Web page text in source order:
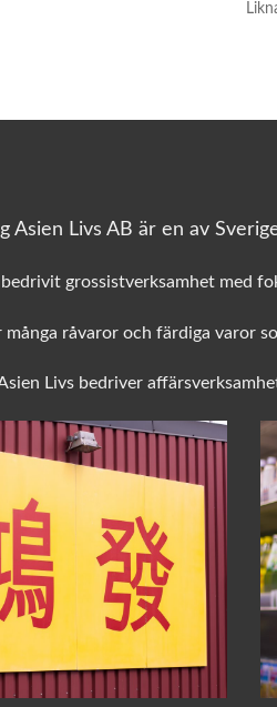
Asien Livs AB är en av
bedrivit grossistverksamhet med
många råvaror och färdiga varor
Livs bedriver